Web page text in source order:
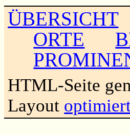
ÜBERSICHT
ORTE
HTML-Seite
Layout